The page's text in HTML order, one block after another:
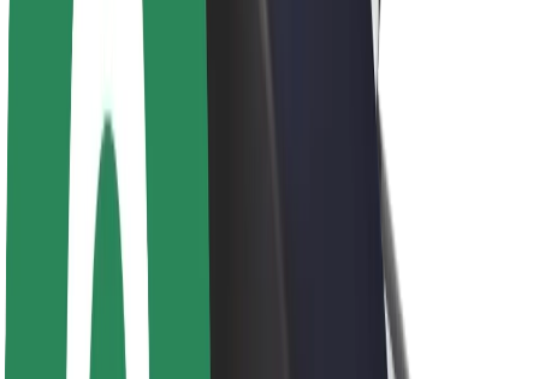
Directrices de la marca
Misión
Relación con inversores
Liderazgo
Marca
Medios
Fondo Urbano
Seguridad
Seguridad para usuarios